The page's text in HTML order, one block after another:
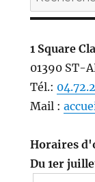
pour :
1 Square
01390 ST-
Tél.:
Mail :
Horaires
Du 1er